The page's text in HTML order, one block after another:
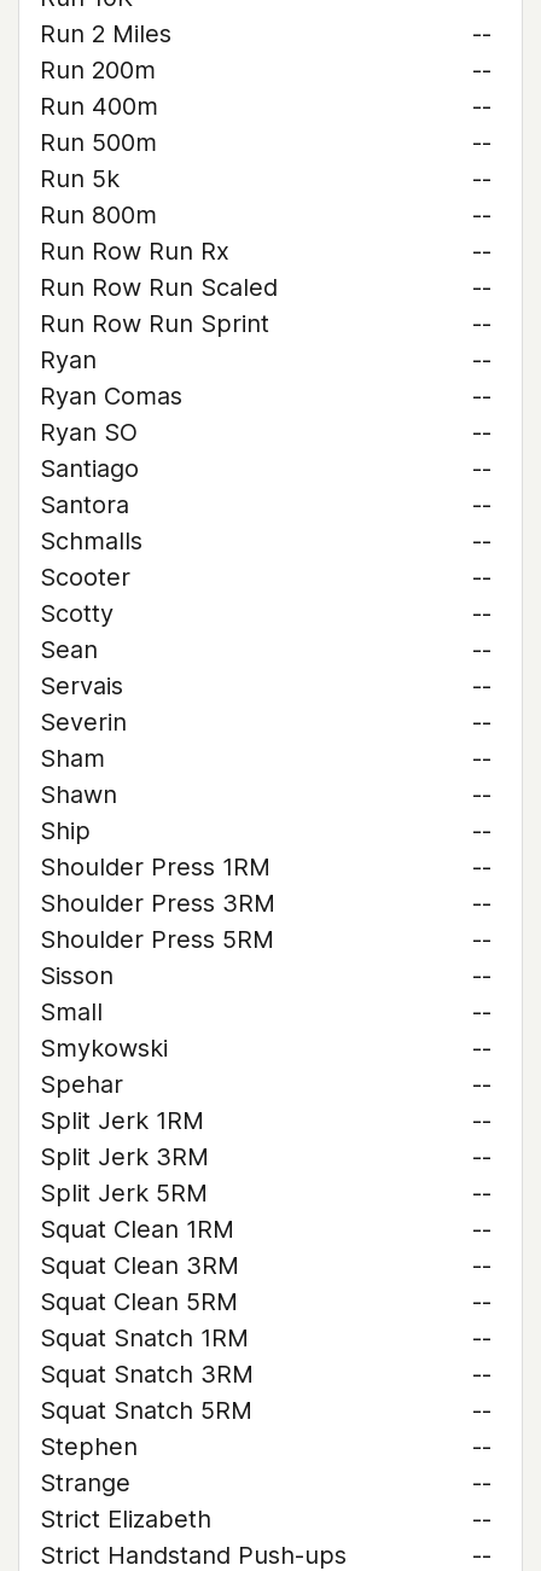
Run 2 Miles
--
Run 200m
--
Run 400m
--
Run 500m
--
Run 5k
--
Run 800m
--
Run Row Run Rx
--
Run Row Run Scaled
--
Run Row Run Sprint
--
Ryan
--
Ryan Comas
--
Ryan SO
--
Santiago
--
Santora
--
Schmalls
--
Scooter
--
Scotty
--
Sean
--
Servais
--
Severin
--
Sham
--
Shawn
--
Ship
--
Shoulder Press 1RM
--
Shoulder Press 3RM
--
Shoulder Press 5RM
--
Sisson
--
Small
--
Smykowski
--
Spehar
--
Split Jerk 1RM
--
Split Jerk 3RM
--
Split Jerk 5RM
--
Squat Clean 1RM
--
Squat Clean 3RM
--
Squat Clean 5RM
--
Squat Snatch 1RM
--
Squat Snatch 3RM
--
Squat Snatch 5RM
--
Stephen
--
Strange
--
Strict Elizabeth
--
Strict Handstand Push-ups
--